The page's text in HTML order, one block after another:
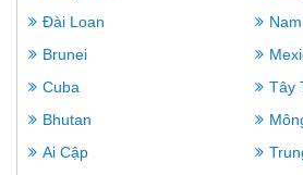
Đài Loan
Brunei
Cuba
Tây
Bhutan
Ai Cập